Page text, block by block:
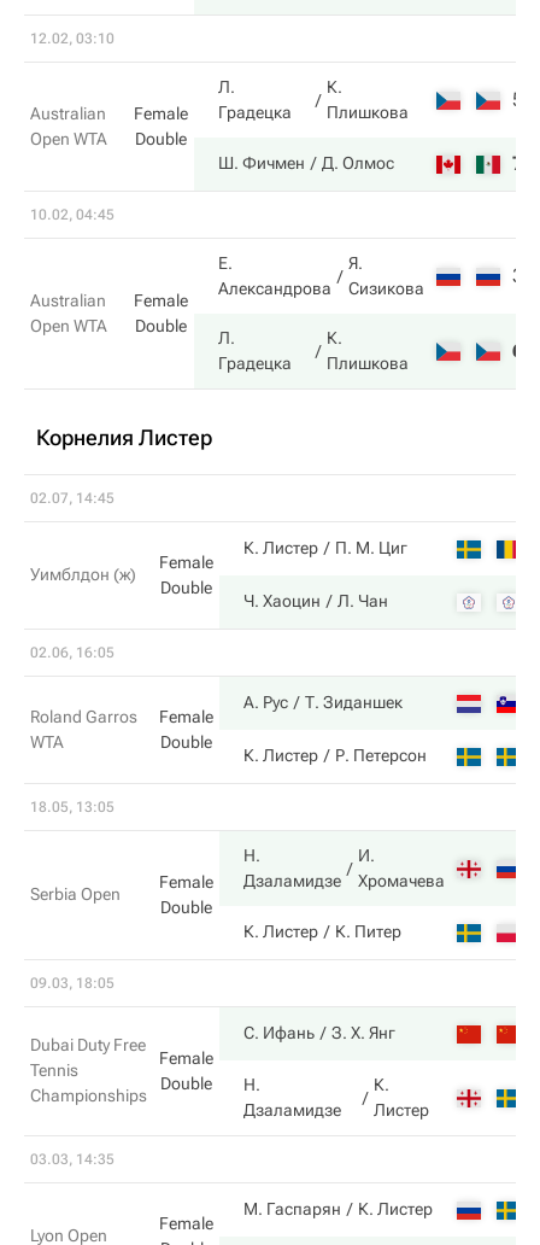
12.02, 03:10
Australian
Open WTA
Female
Double
Л.
Градецка
К.
Плишкова
5
Ш. Фичмен Д. Олмос 7
10.02, 04:45
Australian
Open WTA
Female
Double
Е.
Александрова
Я.
Сизикова
3
Л.
Градецка
К.
Плишкова
6
Корнелия Листер
02.07, 14:45
Уимблдон (ж)
Female
Double
К. Листер П. М. Циг
Ч. Хаоцин Л. Чан
02.06, 16:05
Roland Garros
WTA
Female
Double
А. Рус Т. Зиданшек
К. Листер Р. Петерсон
18.05, 13:05
Serbia Open
Female
Double
Н.
Дзаламидзе
И.
Хромачева
К. Листер К. Питер
09.03, 18:05
Dubai Duty Free
Tennis
Championships
Female
Double
С. Ифань З. Х. Янг
Н.
Дзаламидзе
К.
Листер
03.03, 14:35
Lyon Open
Female
М. Гаспарян К. Листер